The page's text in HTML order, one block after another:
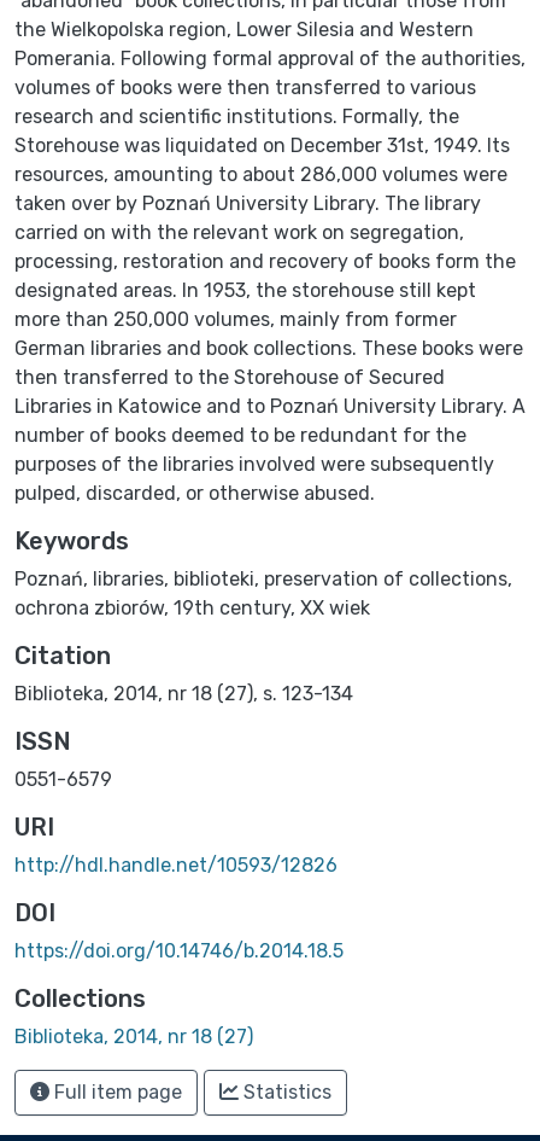
the Wielkopolska region, Lower Silesia and Western
Pomerania. Following formal approval of the authorities,
volumes of books were then transferred to various
research and scientific institutions. Formally, the
Storehouse was liquidated on December 31st, 1949. Its
resources, amounting to about 286,000 volumes were
taken over by Poznań University Library. The library
carried on with the relevant work on segregation,
processing, restoration and recovery of books form the
designated areas. In 1953, the storehouse still kept
more than 250,000 volumes, mainly from former
German libraries and book collections. These books were
then transferred to the Storehouse of Secured
Libraries in Katowice and to Poznań University Library. A
number of books deemed to be redundant for the
purposes of the libraries involved were subsequently
pulped, discarded, or otherwise abused.
Keywords
Poznań, libraries, biblioteki, preservation of collections,
ochrona zbiorów, 19th century, XX wiek
Citation
Biblioteka, 2014, nr 18 (27), s. 123-134
ISSN
0551-6579
URI
http://hdl.handle.net/10593/12826
DOI
https://doi.org/10.14746/b.2014.18.5
Collections
Biblioteka, 2014, nr 18 (27)
Full item page Statistics